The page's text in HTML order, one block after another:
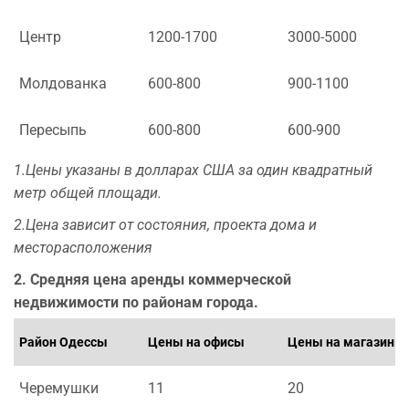
Центр 1200-1700 3000-5000
Молдованка 600-800 900-1100
Пересыпь 600-800 600-900
1.Цены указаны в долларах США за один квадратный
метр общей площади.
2.Цена зависит от состояния, проекта дома и
месторасположения
2. Средняя цена аренды коммерческой
недвижимости по районам города.
Район Одессы Цены на офисы Цены на магазины
Черемушки 11 20